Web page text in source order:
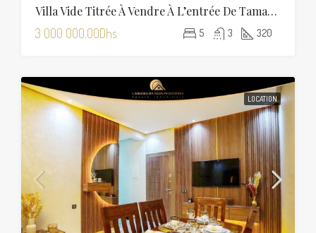
Villa Vide Titrée À Vendre À L’entrée De Tamansourt – 320 M² De Terrain – 4 Façades
3 000 000.00Dhs 5 3 320
LOCATION